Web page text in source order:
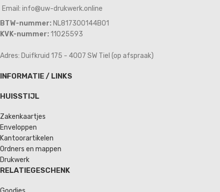
Email: info@uw-drukwerk.online
BTW-nummer: NL817300144B01
KVK-nummer: 11025593
Adres: Duifkruid 175 - 4007 SW Tiel (op afspraak)
INFORMATIE / LINKS
HUISSTIJL
Zakenkaartjes
Enveloppen
Kantoorartikelen
Ordners en mappen
Drukwerk
RELATIEGESCHENK